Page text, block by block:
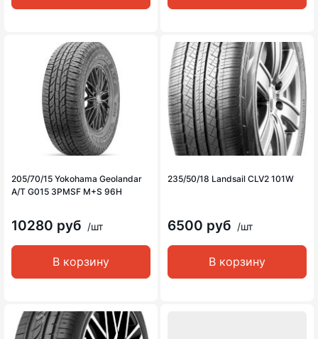
205/70/15 Yokohama Geolandar
A/T G015 3PMSF M+S 96H
10280 руб /шт
В корзину
235/50/18 Landsail CLV2 101W
6500 руб /шт
В корзину